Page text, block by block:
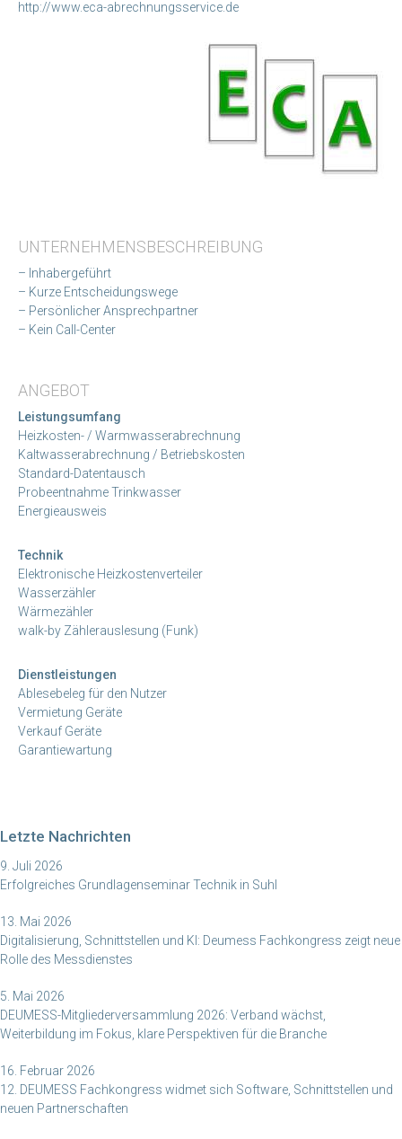
http://www.eca-abrechnungsservice.de
UNTERNEHMENSBESCHREIBUNG
– Inhabergeführt
– Kurze Entscheidungswege
– Persönlicher Ansprechpartner
– Kein Call-Center
ANGEBOT
Leistungsumfang
Heizkosten- / Warmwasserabrechnung
Kaltwasserabrechnung / Betriebskosten
Standard-Datentausch
Probeentnahme Trinkwasser
Energieausweis
Technik
Elektronische Heizkostenverteiler
Wasserzähler
Wärmezähler
walk-by Zählerauslesung (Funk)
Dienstleistungen
Ablesebeleg für den Nutzer
Vermietung Geräte
Verkauf Geräte
Garantiewartung
Letzte Nachrichten
9. Juli 2026
Erfolgreiches Grundlagenseminar Technik in Suhl
13. Mai 2026
Digitalisierung, Schnittstellen und KI: Deumess Fachkongress zeigt neue
Rolle des Messdienstes
5. Mai 2026
DEUMESS-Mitgliederversammlung 2026: Verband wächst,
Weiterbildung im Fokus, klare Perspektiven für die Branche
16. Februar 2026
12. DEUMESS Fachkongress widmet sich Software, Schnittstellen und
neuen Partnerschaften